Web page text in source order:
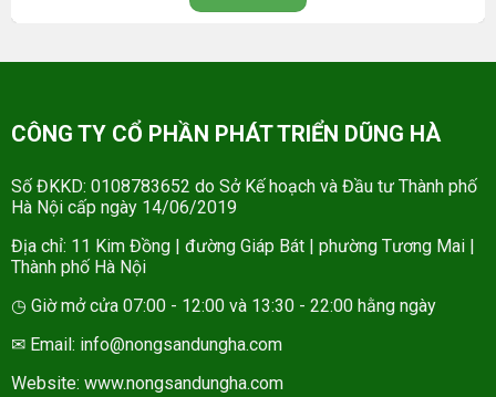
CÔNG TY CỔ PHẦN PHÁT TRIỂN DŨNG HÀ
Số ĐKKD: 0108783652 do Sở Kế hoạch và Đầu tư Thành phố
Hà Nội cấp ngày 14/06/2019
Địa chỉ: 11 Kim Đồng | đường Giáp Bát | phường Tương Mai |
Thành phố Hà Nội
◷ Giờ mở cửa 07:00 - 12:00 và 13:30 - 22:00 hằng ngày
✉ Email: info@nongsandungha.com
Website: www.nongsandungha.com